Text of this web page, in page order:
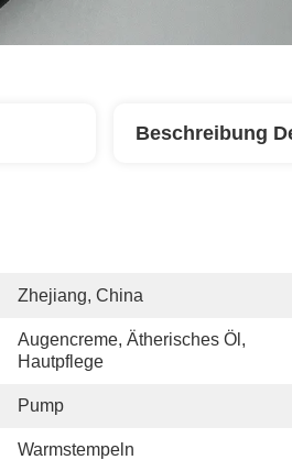
Beschreibung
Zhejiang, China
Augencreme, Ätherisches Öl,
Hautpflege
Pump
Warmstempeln